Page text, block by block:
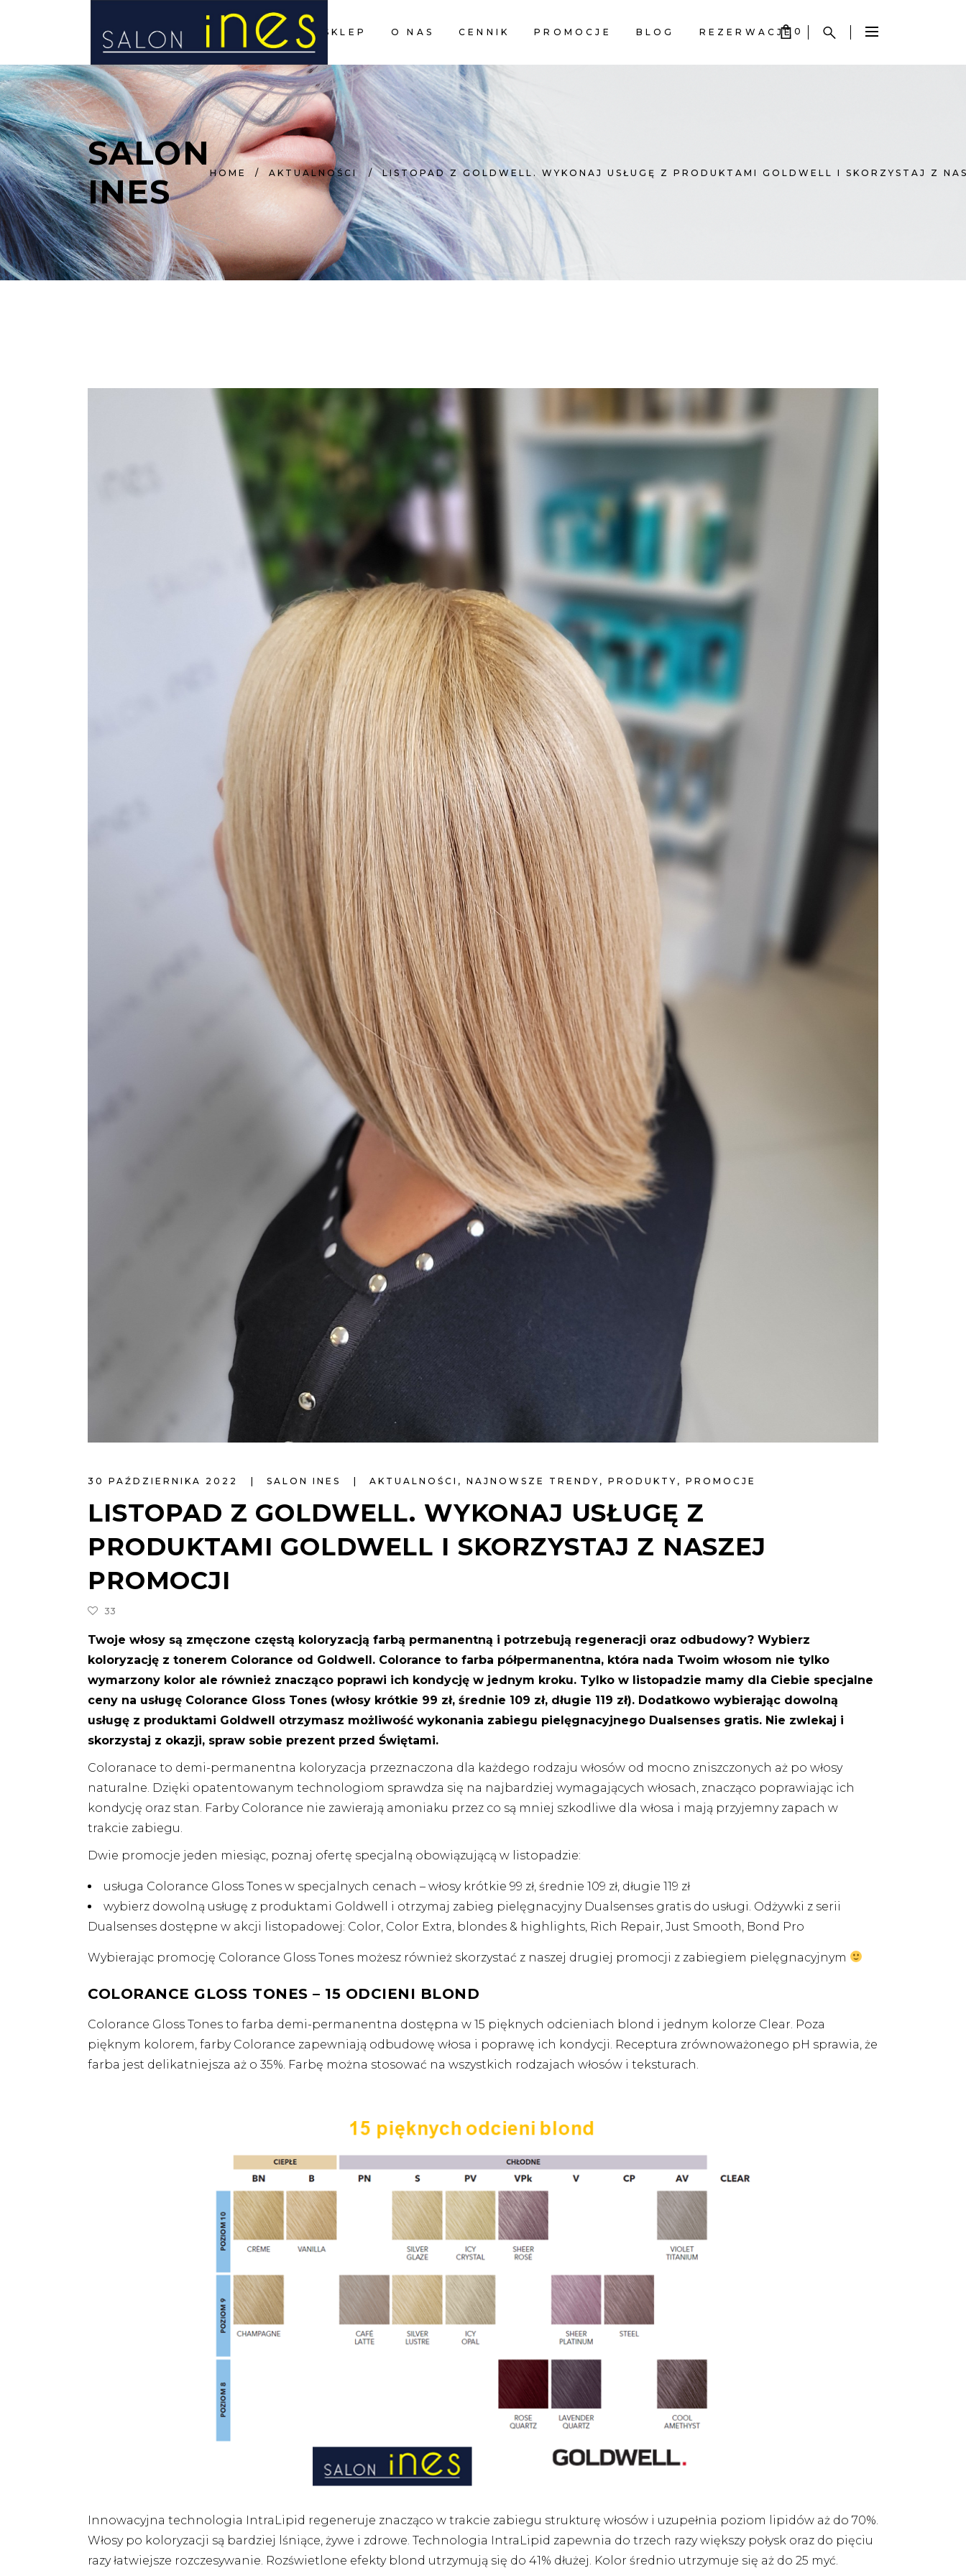
STRONA GŁÓWNA SKLEP O NAS CENNIK PROMOCJE BLOG REZERWACJE 0
SALON
INES
HOME / AKTUALNOŚCI /LISTOPAD Z GOLDWELL. WYKONAJ USŁUGĘ Z PRODUKTAMI GOLDWELL I SKORZYSTAJ Z
30 PAŹDZIERNIKA 2022 SALON INES AKTUALNOŚCI , NAJNOWSZE TRENDY , PRODUKTY , PROMOCJE
LISTOPAD Z GOLDWELL. WYKONAJ USŁUGĘ Z
PRODUKTAMI GOLDWELL I SKORZYSTAJ Z NASZEJ
PROMOCJI
33
Twoje włosy są zmęczone częstą koloryzacją farbą permanentną i potrzebują regeneracji oraz odbudowy? Wybierz
koloryzację z tonerem Colorance od Goldwell. Colorance to farba półpermanentna, która nada Twoim włosom nie tylko
wymarzony kolor ale również znacząco poprawi ich kondycję w jednym kroku. Tylko w listopadzie mamy dla Ciebie specjalne
ceny na usługę Colorance Gloss Tones (włosy krótkie 99 zł, średnie 109 zł, długie 119 zł). Dodatkowo wybierając dowolną
usługę z produktami Goldwell otrzymasz możliwość wykonania zabiegu pielęgnacyjnego Dualsenses gratis. Nie zwlekaj i
skorzystaj z okazji, spraw sobie prezent przed Świętami.
Coloranace to demi-permanentna koloryzacja przeznaczona dla każdego rodzaju włosów od mocno zniszczonych aż po włosy
naturalne. Dzięki opatentowanym technologiom sprawdza się na najbardziej wymagających włosach, znacząco poprawiając ich
kondycję oraz stan. Farby Colorance nie zawierają amoniaku przez co są mniej szkodliwe dla włosa i mają przyjemny zapach w
trakcie zabiegu.
Dwie promocje jeden miesiąc, poznaj ofertę specjalną obowiązującą w listopadzie:
usługa Colorance Gloss Tones w specjalnych cenach – włosy krótkie 99 zł, średnie 109 zł, długie 119 zł
wybierz dowolną usługę z produktami Goldwell i otrzymaj zabieg pielęgnacyjny Dualsenses gratis do usługi. Odżywki z serii
Dualsenses dostępne w akcji listopadowej: Color, Color Extra, blondes & highlights, Rich Repair, Just Smooth, Bond Pro
Wybierając promocję Colorance Gloss Tones możesz również skorzystać z naszej drugiej promocji z zabiegiem pielęgnacyjnym
COLORANCE GLOSS TONES – 15 ODCIENI BLOND
Colorance Gloss Tones to farba demi-permanentna dostępna w 15 pięknych odcieniach blond i jednym kolorze Clear. Poza
pięknym kolorem, farby Colorance zapewniają odbudowę włosa i poprawę ich kondycji. Receptura zrównoważonego pH sprawia, że
farba jest delikatniejsza aż o 35%. Farbę można stosować na wszystkich rodzajach włosów i teksturach.
Innowacyjna technologia IntraLipid regeneruje znacząco w trakcie zabiegu strukturę włosów i uzupełnia poziom lipidów aż do 70%.
Włosy po koloryzacji są bardziej lśniące, żywe i zdrowe. Technologia IntraLipid zapewnia do trzech razy większy połysk oraz do pięciu
razy łatwiejsze rozczesywanie. Rozświetlone efekty blond utrzymują się do 41% dłużej. Kolor średnio utrzymuje się aż do 25 myć.